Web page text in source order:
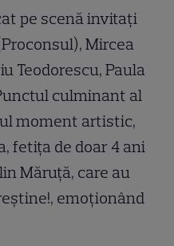
pe scenă invitați
Mircea
Teodorescu, Paula
culminant al
moment artistic,
fetița de doar 4 ani
Măruță, care au
emoționând